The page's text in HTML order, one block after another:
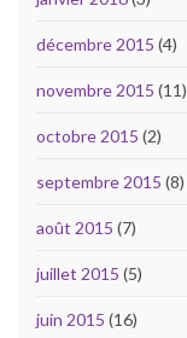
décembre 2015 (4)
novembre 2015 (11)
octobre 2015 (2)
septembre 2015 (8)
août 2015 (7)
juillet 2015 (5)
juin 2015 (16)